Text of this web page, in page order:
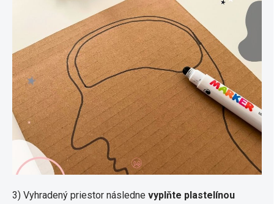
3) Vyhradený priestor následne vyplňte plastelínou